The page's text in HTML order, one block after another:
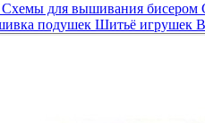
Схемы для вышивания бисером
подушек Шитьё игрушек